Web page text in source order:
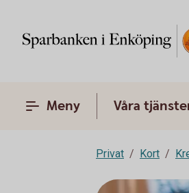
Meny Våra
Privat Kort